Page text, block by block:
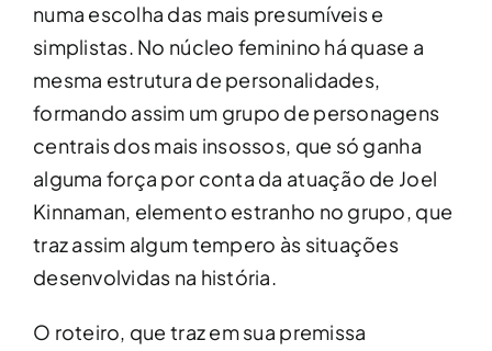
numa escolha das mais presumíveis e
simplistas. No núcleo feminino há quase a
mesma estrutura de personalidades,
formando assim um grupo de personagens
centrais dos mais insossos, que só ganha
alguma força por conta da atuação de Joel
Kinnaman, elemento estranho no grupo, que
traz assim algum tempero às situações
desenvolvidas na história.
O roteiro, que traz em sua premissa